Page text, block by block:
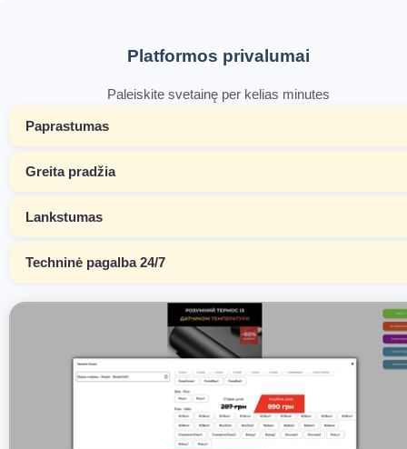
Platformos privalumai
Paleiskite svetainę per kelias minutes
Paprastumas
Greita pradžia
Lankstumas
Techninė pagalba 24/7